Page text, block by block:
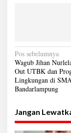
N
a
v
g
a
Pos sebelumnya
Wagub Jihan
Out UTBK dan
Lingkungan di
Bandarlampung
Jangan